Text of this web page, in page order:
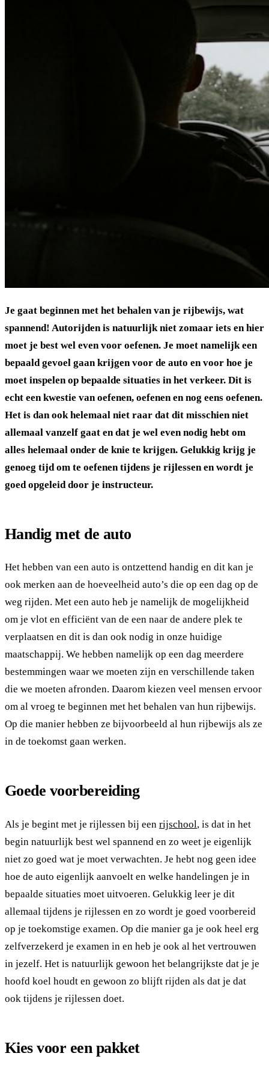
Je gaat beginnen met het behalen van je rijbewijs, wat
spannend! Autorijden is natuurlijk niet zomaar iets en hier
moet je best wel even voor oefenen. Je moet namelijk een
bepaald gevoel gaan krijgen voor de auto en voor hoe je
moet inspelen op bepaalde situaties in het verkeer. Dit is
echt een kwestie van oefenen, oefenen en nog eens oefenen.
Het is dan ook helemaal niet raar dat dit misschien niet
allemaal vanzelf gaat en dat je wel even nodig hebt om
alles helemaal onder de knie te krijgen. Gelukkig krijg je
genoeg tijd om te oefenen tijdens je rijlessen en wordt je
goed opgeleid door je instructeur.
Handig met de auto
Het hebben van een auto is ontzettend handig en dit kan je
ook merken aan de hoeveelheid auto’s die op een dag op de
weg rijden. Met een auto heb je namelijk de mogelijkheid
om je vlot en efficiënt van de een naar de andere plek te
verplaatsen en dit is dan ook nodig in onze huidige
maatschappij. We hebben namelijk op een dag meerdere
bestemmingen waar we moeten zijn en verschillende taken
die we moeten afronden. Daarom kiezen veel mensen ervoor
om al vroeg te beginnen met het behalen van hun rijbewijs.
Op die manier hebben ze bijvoorbeeld al hun rijbewijs als ze
in de toekomst gaan werken.
Goede voorbereiding
Als je begint met je rijlessen bij een rijschool, is dat in het
begin natuurlijk best wel spannend en zo weet je eigenlijk
niet zo goed wat je moet verwachten. Je hebt nog geen idee
hoe de auto eigenlijk aanvoelt en welke handelingen je in
bepaalde situaties moet uitvoeren. Gelukkig leer je dit
allemaal tijdens je rijlessen en zo wordt je goed voorbereid
op je toekomstige examen. Op die manier ga je ook heel erg
zelfverzekerd je examen in en heb je ook al het vertrouwen
in jezelf. Het is natuurlijk gewoon het belangrijkste dat je je
hoofd koel houdt en gewoon zo blijft rijden als dat je dat
ook tijdens je rijlessen doet.
Kies voor een pakket